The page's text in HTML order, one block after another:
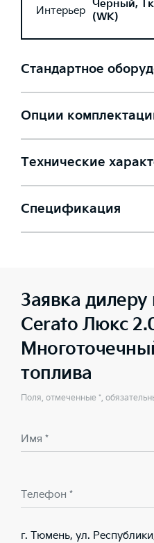
Интерьер Черный,
(WK)
Стандартное
Опции
Технические
Спецификация
Заявка
Cerato Люкс
топлива
Поля, отмеченные *,
Имя *
Телефон *
г. Тюмень, ул.